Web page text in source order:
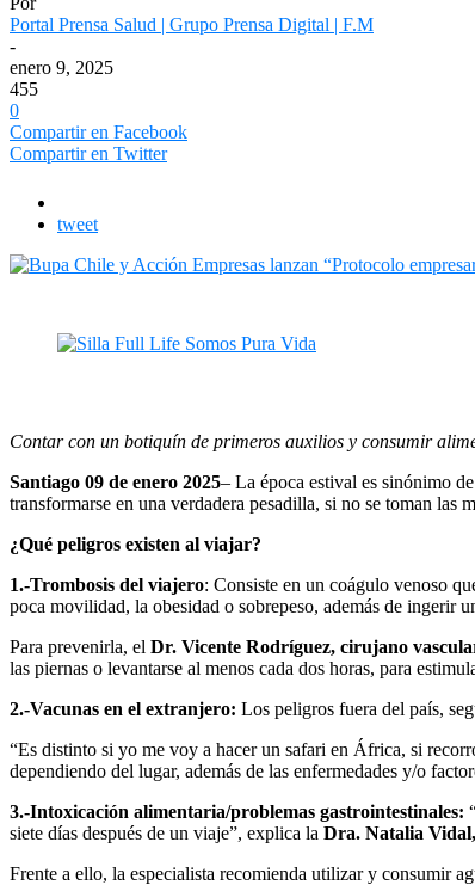
Portal Prensa Salud | Grupo Prensa Digital | F.M
-
enero 9, 2025
455
0
Compartir en Facebook
Compartir en Twitter
tweet
Contar con un botiquín de primeros auxilios y consumir
Santiago 09 de enero 2025– La época estival es sinónimo
transformarse en una verdadera pesadilla, si no se toman las
¿Qué peligros existen al viajar?
1.-Trombosis del viajero: Consiste en un coágulo venoso
poca movilidad, la obesidad o sobrepeso, además de ingerir
Para prevenirla, el Dr. Vicente Rodríguez, cirujano
las piernas o levantarse al menos cada dos horas, para
2.-Vacunas en el extranjero: Los peligros fuera del país,
“Es distinto si yo me voy a hacer un safari en África, si
dependiendo del lugar, además de las enfermedades y/o
3.-Intoxicación alimentaria/problemas gastrointestinales:
siete días después de un viaje”, explica la Dra. Natalia
Frente a ello, la especialista recomienda utilizar y consumir